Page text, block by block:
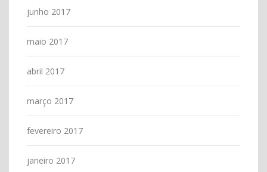
junho 2017
maio 2017
abril 2017
março 2017
fevereiro 2017
janeiro 2017